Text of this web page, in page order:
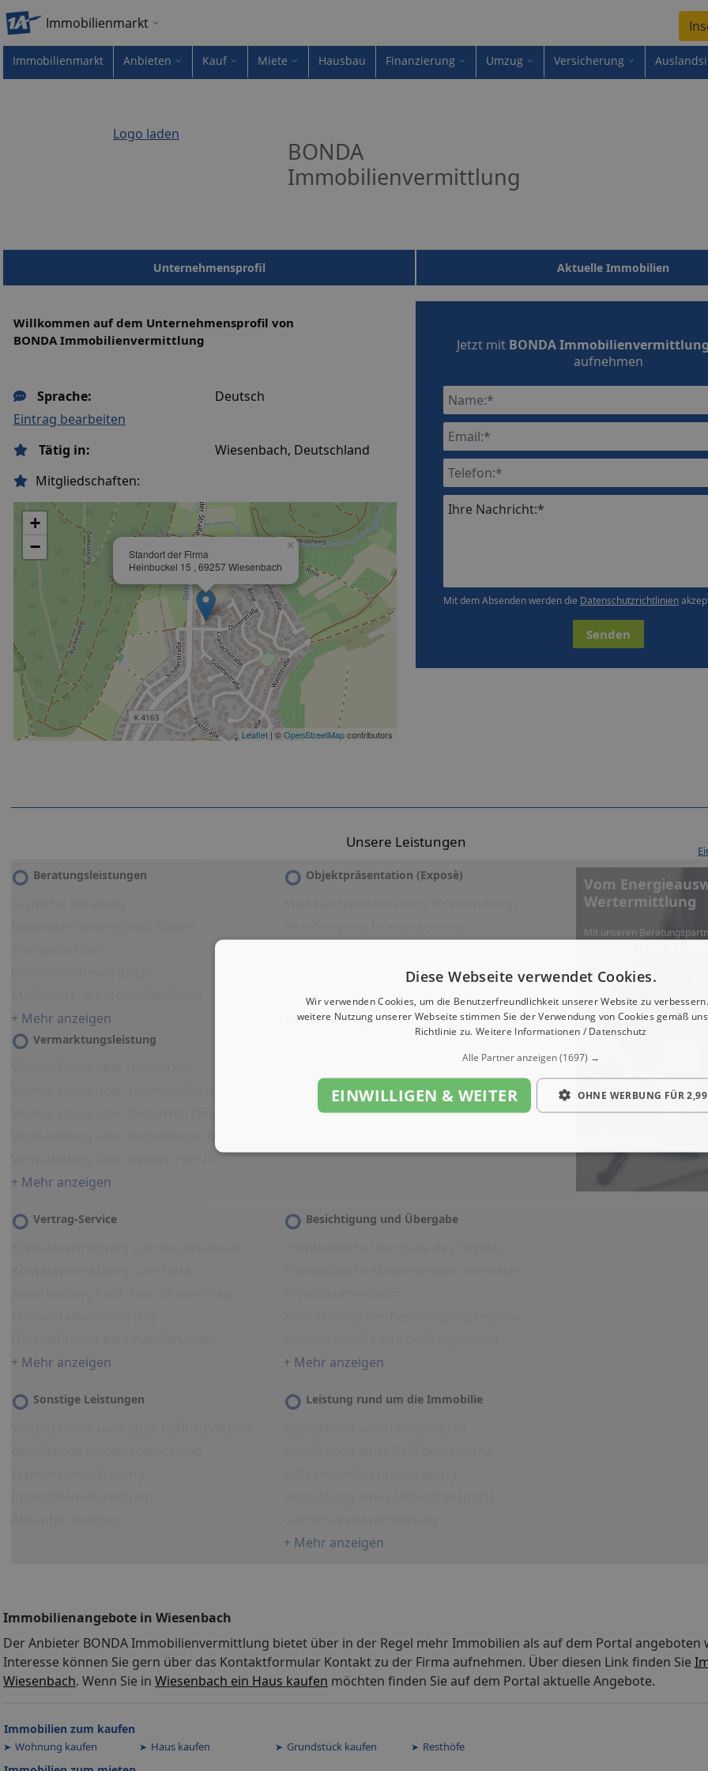
Immobilienmarkt
Immobilienmarkt Anbieten Kauf Miete Hausbau Finanzierung Umzug Versicherung
Logo laden
BONDA
Immobilienvermittlung
Unternehmensprofil Aktuelle Immobilien
Willkommen auf dem Unternehmensprofil von
BONDA Immobilienvermittlung
Sprache:
Deutsch
Eintrag bearbeiten
Tätig in:
Wiesenbach, Deutschland
Mitgliedschaften:
Standort der Firma
Heinbuckel 15 , 69257 Wiesenbach
×
+
−
Leaflet | ©OpenStreetMapcontributors
Jetzt mit BONDA
aufnehmen
Ihre Nachricht:*
Mit dem Absenden werden die Datenschutzrichtlinien
Senden
Unsere Leistungen
Beratungsleistungen
+ Mehr anzeigen
Objektpräsentation (Exposè)
Immobilienfotografie
Virtueller Foto-Rundgang (360°)
+ Mehr anzeigen
Vermarktungsleistung
+ Mehr anzeigen
Vertrag-Service
+ Mehr anzeigen
Besichtigung und Übergabe
+ Mehr anzeigen
Sonstige Leistungen Leistung rund um die Immobilie
+ Mehr anzeigen
Vom
Wertermittlung
Mit unseren
Immobilienangebote in Wiesenbach
Der Anbieter BONDA Immobilienvermittlung bietet über in der Regel mehr Immobilien als auf dem Portal angeboten
Interesse können Sie gern über das Kontaktformular Kontakt zu der Firma aufnehmen. Über diesen Link finden Sie
Wiesenbach. Wenn Sie in Wiesenbach ein Haus kaufen möchten finden Sie auf dem Portal aktuelle Angebote.
Immobilien zum kaufen
Wohnung kaufen Haus kaufen Grundstück kaufen Resthöfe
Diese Webseite verwendet Cookies.
Wir verwenden Cookies, um die Benutzerfreundlichkeit unserer Website zu
weitere Nutzung unserer Webseite stimmen Sie der Verwendung von Cookies gemäß
Richtlinie zu. Weitere Informationen / Datenschutz
Alle Partner anzeigen(1697) →
EINWILLIGEN & WEITER OHNE WERBUNG FÜR